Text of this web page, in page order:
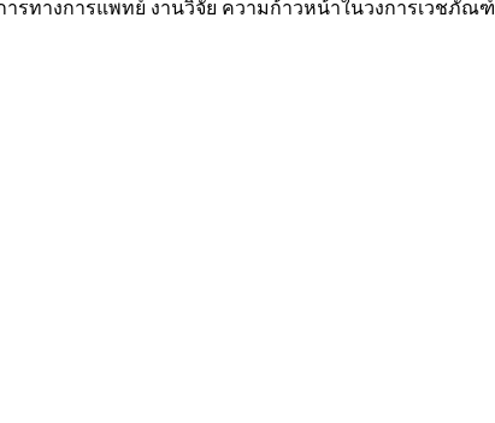
ารทางการแพทย์ งานวิจัย ความก้าวหน้าในวงการเวชภัณฑ์